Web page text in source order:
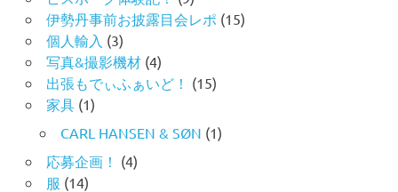
伊勢丹事前お披露目会レポ (15)
個人輸入 (3)
写真&撮影機材(4)
出張もでぃふぁいど！ (15)
家具(1)
CARL HANSEN & SØN (1)
応募企画！ (4)
服 (14)